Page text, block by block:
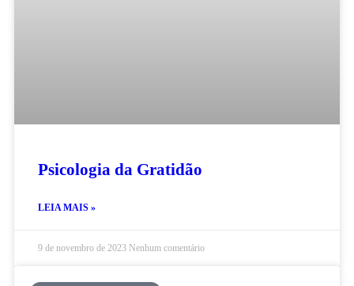
Psicologia da Gratidão
LEIA MAIS »
9 de novembro de 2023 Nenhum comentário